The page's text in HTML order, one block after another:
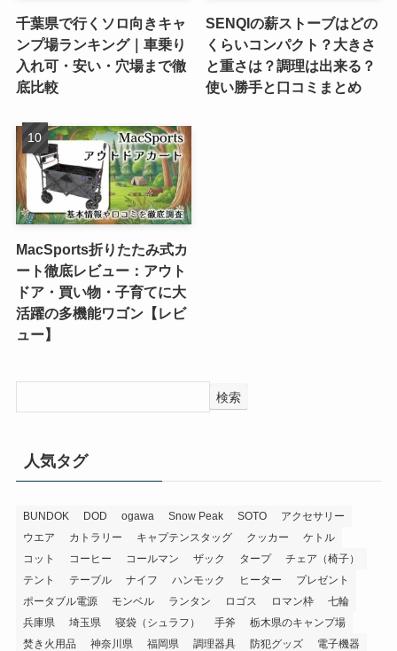
千葉県で行くソロ向きキャ
ンプ場ランキング｜車乗り
入れ可・安い・穴場まで徹
底比較
SENQIの薪ストーブはどの
くらいコンパクト？大きさ
と重さは？調理は出来る？
使い勝手と口コミまとめ
MacSports折りたたみ式カ
ート徹底レビュー：アウト
ドア・買い物・子育てに大
活躍の多機能ワゴン【レビ
ュー】
検索
人気タグ
BUNDOK DOD ogawa Snow Peak SOTO
アクセサリー
ウエア
カトラリー キャプテンスタッグ クッカー
ケトル
コット
コーヒー コールマン ザック タープ
チェア（椅子）
テント
テーブル ナイフ ハンモック ヒーター
プレゼント
ポータブル電源
モンベル ランタン ロゴス ロマン枠
七輪
兵庫県
埼玉県 寝袋（シュラフ） 手斧
栃木県のキャンプ場
焚き火用品
神奈川県 福岡県 調理器具 防犯グッズ 電子機器